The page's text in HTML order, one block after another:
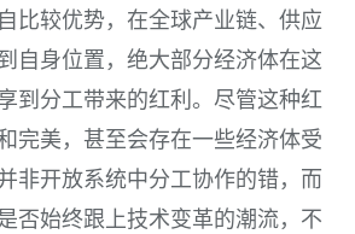
比较优势，在全球产业链、供应
自身位置，绝大部分经济体在这
到分工带来的红利。尽管这种红
完美，甚至会存在一些经济体受
非开放系统中分工协作的错，而
否始终跟上技术变革的潮流，不